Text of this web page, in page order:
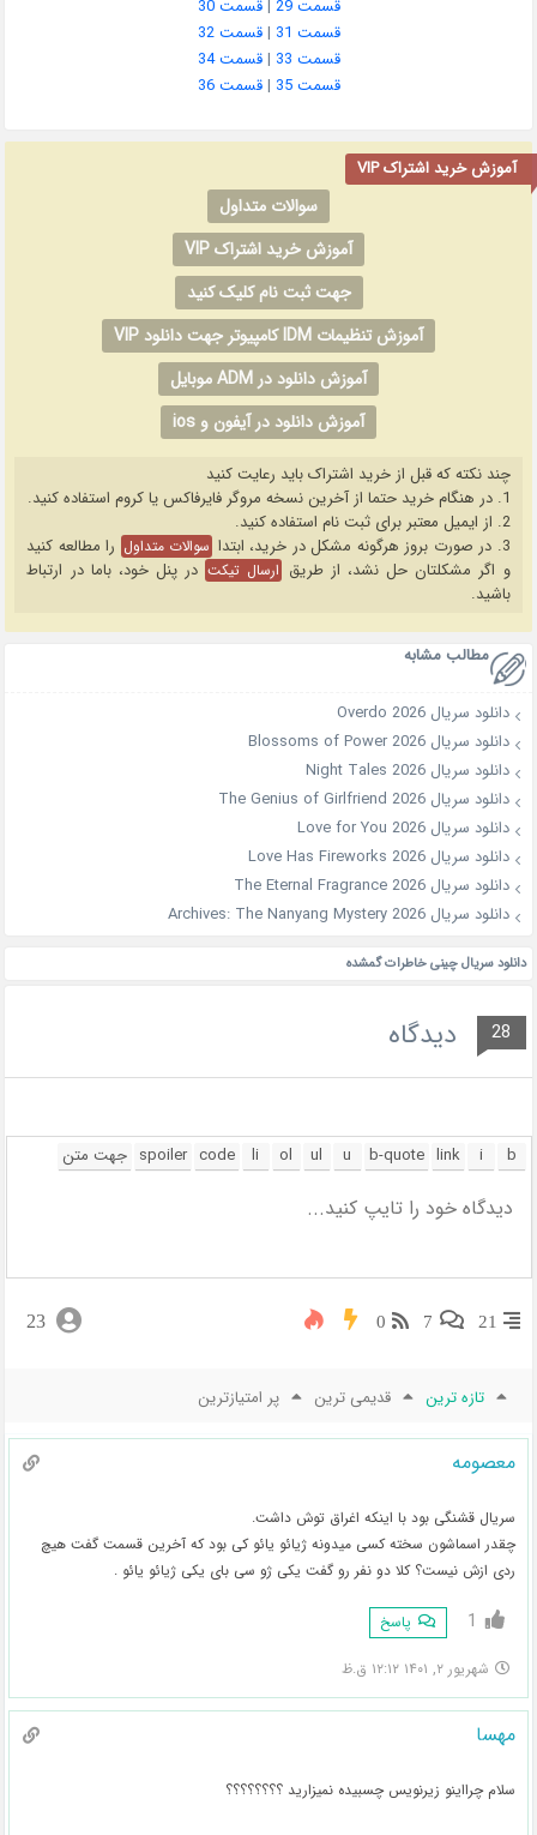
قسمت 29 |قسمت 30
قسمت 31
|قسمت 32
قسمت 33
|قسمت 34
قسمت 35
|قسمت 36
آموزش خرید اشتراک VIP
سوالات متداول
آموزش خرید اشتراک VIP
جهت ثبت نام کلیک کنید
آموزش تنظیمات IDM کامپیوتر جهت دانلود VIP
آموزش دانلود در ADM موبایل
آموزش دانلود در آیفون و ios
چند نکته که قبل از خرید اشتراک باید رعایت کنید
1. در هنگام خرید حتما از آخرین نسخه مروگر فایرفاکس یا کروم استفاده کنید.
2. از ایمیل معتبر برای ثبت نام استفاده کنید.
3. در صورت بروز هرگونه مشکل در خرید، ابتدا
سوالات متداول را مطالعه کنید
و اگر مشکلتان حل نشد، از طریق ارسال تیکت در پنل خود، باما در ارتباط
باشید.
مطالب مشابه
دانلود سریال Overdo 2026
دانلود سریال Blossoms of Power 2026
دانلود سریال Night Tales 2026
دانلود سریال The Genius of Girlfriend 2026
دانلود سریال Love for You 2026
دانلود سریال Love Has Fireworks 2026
دانلود سریال The Eternal Fragrance 2026
دانلود سریال Archives: The Nanyang Mystery 2026
دانلود سریال چینی خاطرات گمشده
28 دیدگاه
21
7
0
23
تازه ترین قدیمی ترین پر امتیازترین
معصومه
سریال قشنگی بود با اینکه اغراق توش داشت.
چقدر اسماشون سخته کسی میدونه ژیائو یائو کی بود که آخرین قسمت گفت هیچ
ردی ازش نیست؟ کلا دو نفر رو گفت یکی ژو سی بای یکی ژیائو یائو .
1 پاسخ
شهریور ۲, ۱۴۰۱ ۱۲:۱۲ ق.ظ
مهسا
سلام چرااینو زیرنویس چسبیده نمیزارید ؟؟؟؟؟؟؟؟